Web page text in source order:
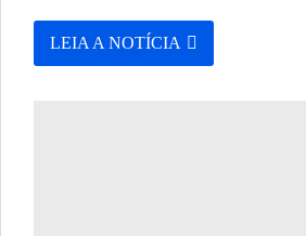
LEIA A NOTÍCIA